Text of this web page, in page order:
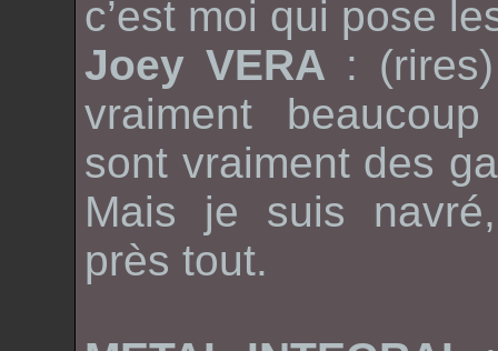
c’est moi qui pose
Joey VERA :
vraiment
sont vraiment des
Mais je suis
près tout.